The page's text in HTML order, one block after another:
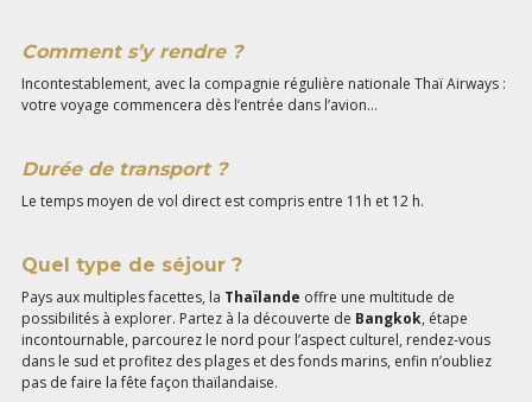
Comment s’y rendre ?
Incontestablement, avec la compagnie régulière nationale Thaï Airways :
votre voyage commencera dès l’entrée dans l’avion…
Durée de transport ?
Le temps moyen de vol direct est compris entre 11h et 12 h.
Quel type de séjour ?
Pays aux multiples facettes, la Thaïlande offre une multitude de
possibilités à explorer. Partez à la découverte de Bangkok, étape
incontournable, parcourez le nord pour l’aspect culturel, rendez-vous
dans le sud et profitez des plages et des fonds marins, enfin n’oubliez
pas de faire la fête façon thaïlandaise.